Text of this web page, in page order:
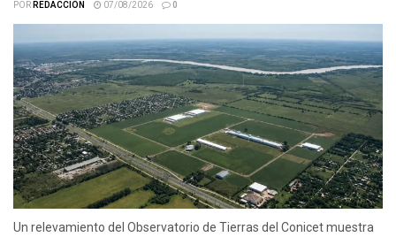
PORREDACCIÓN 07/08/2026 0
Un relevamiento del Observatorio de Tierras del Conicet muestra